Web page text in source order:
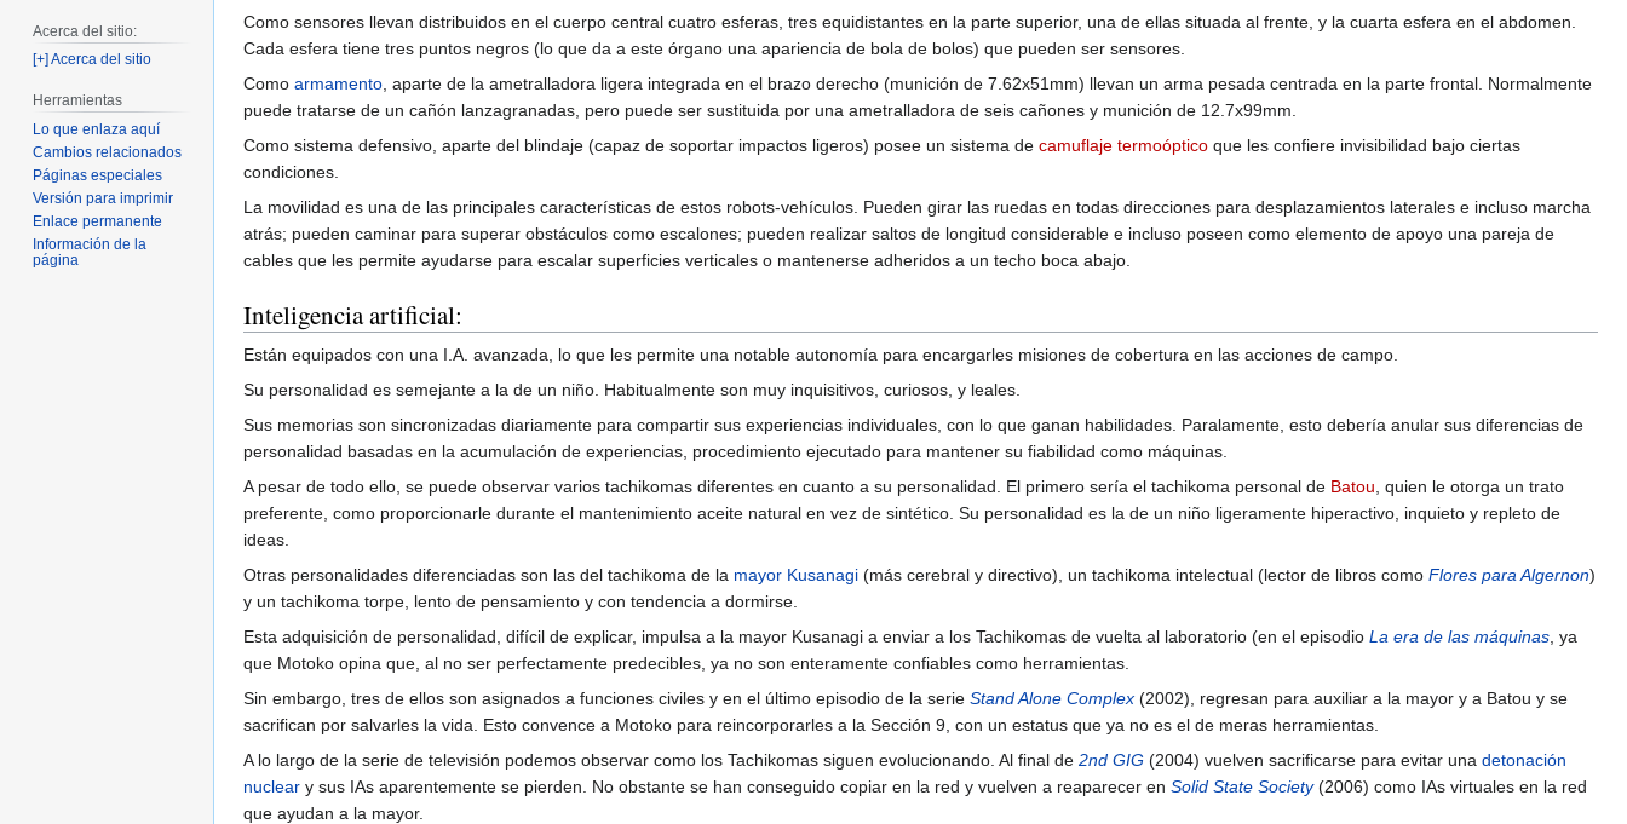
Como sensores llevan distribuidos en el cuerpo central cuatro esferas, tres equidistantes en la parte superior, una de ellas situada al frente, y la cuarta esfera en el abdomen.
Cada esfera tiene tres puntos negros (lo que da a este órgano una apariencia de bola de bolos) que pueden ser sensores.
Como armamento , aparte de la ametralladora ligera integrada en el brazo derecho (munición de 7.62x51mm) llevan un arma pesada centrada en la parte frontal. Normalmente
puede tratarse de un cañón lanzagranadas, pero puede ser sustituida por una ametralladora de seis cañones y munición de 12.7x99mm.
Como sistema defensivo, aparte del blindaje (capaz de soportar impactos ligeros) posee un sistema de camuflaje termoóptico que les confiere invisibilidad bajo ciertas
condiciones.
La movilidad es una de las principales características de estos robots-vehículos. Pueden girar las ruedas en todas direcciones para desplazamientos laterales e incluso marcha
atrás; pueden caminar para superar obstáculos como escalones; pueden realizar saltos de longitud considerable e incluso poseen como elemento de apoyo una pareja de
cables que les permite ayudarse para escalar superficies verticales o mantenerse adheridos a un techo boca abajo.
Inteligencia artificial:
Están equipados con una I.A. avanzada, lo que les permite una notable autonomía para encargarles misiones de cobertura en las acciones de campo.
Su personalidad es semejante a la de un niño. Habitualmente son muy inquisitivos, curiosos, y leales.
Sus memorias son sincronizadas diariamente para compartir sus experiencias individuales, con lo que ganan habilidades. Paralamente, esto debería anular sus diferencias de
personalidad basadas en la acumulación de experiencias, procedimiento ejecutado para mantener su fiabilidad como máquinas.
A pesar de todo ello, se puede observar varios tachikomas diferentes en cuanto a su personalidad. El primero sería el tachikoma personal de Batou , quien le otorga un trato
preferente, como proporcionarle durante el mantenimiento aceite natural en vez de sintético. Su personalidad es la de un niño ligeramente hiperactivo, inquieto y repleto de
ideas.
Otras personalidades diferenciadas son las del tachikoma de la mayor Kusanagi (más cerebral y directivo), un tachikoma intelectual (lector de libros como Flores para Algernon)
y un tachikoma torpe, lento de pensamiento y con tendencia a dormirse.
Esta adquisición de personalidad, difícil de explicar, impulsa a la mayor Kusanagi a enviar a los Tachikomas de vuelta al laboratorio (en el episodio La era de las máquinas , ya
que Motoko opina que, al no ser perfectamente predecibles, ya no son enteramente confiables como herramientas.
Sin embargo, tres de ellos son asignados a funciones civiles y en el último episodio de la serie Stand Alone Complex (2002), regresan para auxiliar a la mayor y a Batou y se
sacrifican por salvarles la vida. Esto convence a Motoko para reincorporarles a la Sección 9, con un estatus que ya no es el de meras herramientas.
A lo largo de la serie de televisión podemos observar como los Tachikomas siguen evolucionando. Al final de 2nd GIG (2004) vuelven sacrificarse para evitar una detonación
nuclear y sus IAs aparentemente se pierden. No obstante se han conseguido copiar en la red y vuelven a reaparecer en Solid State Society(2006) como IAs virtuales en la red
que ayudan a la mayor.
Acerca del sitio:
[+] Acerca del sitio
Herramientas
Lo que enlaza aquí
Cambios relacionados
Páginas especiales
Versión para imprimir
Enlace permanente
Información de la
página